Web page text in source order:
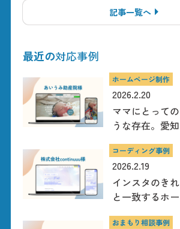
ン】
記事一覧へ
最近の対応事例
ホームページ制作
ママにとって
うな存在。愛
ジ制作
2026.2.20
コーディング事例
インスタのき
と一致するホ
2026.2.19
おまもり相談事例